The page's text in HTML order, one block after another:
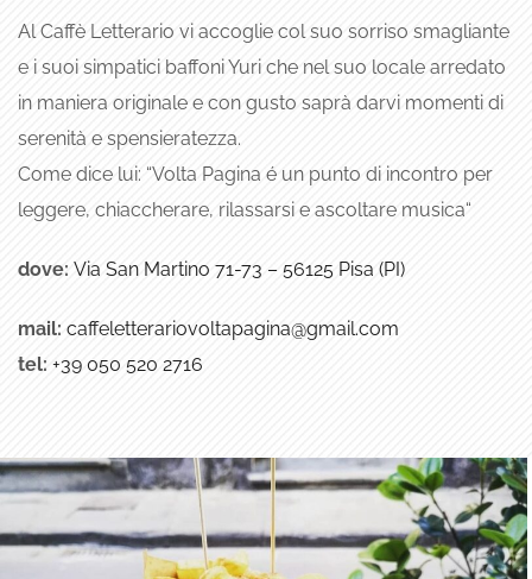
Al Caffè Letterario vi accoglie col suo sorriso smagliante
e i suoi simpatici baffoni Yuri che nel suo locale arredato
in maniera originale e con gusto saprà darvi momenti di
serenità e spensieratezza.
Come dice lui: “Volta Pagina é un punto di incontro per
leggere, chiaccherare, rilassarsi e ascoltare musica“
dove: Via San Martino 71-73 – 56125 Pisa (PI)
mail: caffeletterariovoltapagina@gmail.com
tel: +39 050 520 2716